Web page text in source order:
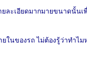
ละเอียดมากมายขนาดนั้น
ในของรถ ไม่ต้องรู้ว่าทำไ